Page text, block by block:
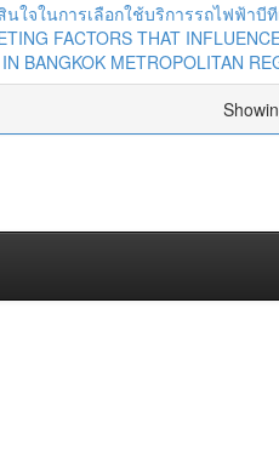
ใจในการเลือกใช้บริการรถไฟฟ้าบี
FACTORS THAT
BANGKOK METROPOLITAN